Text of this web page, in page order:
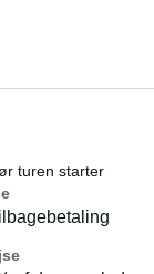
turen starter